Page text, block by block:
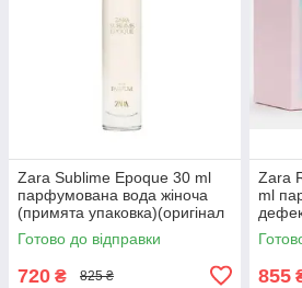
Zara Sublime Epoque 30 ml
парфумована вода жіноча
(примята упаковка)(оригінал
оригінал Іспанія)
Готово до відправки
720 ₴ 825 ₴
Zara
ml
855